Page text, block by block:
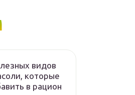
видов
которые
в рацион